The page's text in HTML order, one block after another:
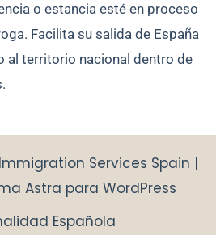
o estancia esté en proceso
Facilita su salida de España
al territorio nacional dentro de
Services Spain |
Astra para WordPress
Española